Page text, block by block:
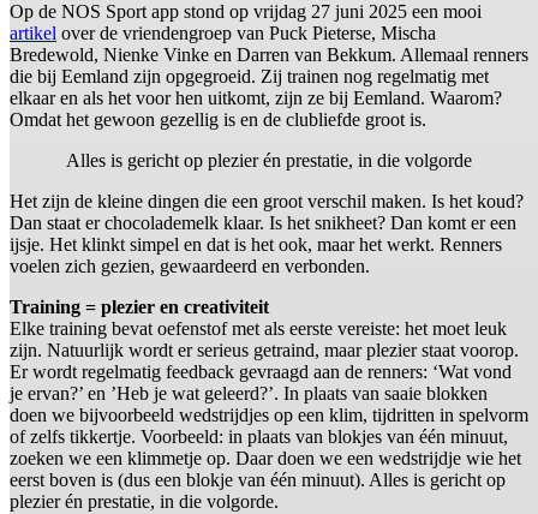
Op de NOS Sport app stond op vrijdag 27 juni 2025 een mooi
artikel over de vriendengroep van Puck Pieterse, Mischa
Bredewold, Nienke Vinke en Darren van Bekkum. Allemaal renners
die bij Eemland zijn opgegroeid. Zij trainen nog regelmatig met
elkaar en als het voor hen uitkomt, zijn ze bij Eemland. Waarom?
Omdat het gewoon gezellig is en de clubliefde groot is.
Alles is gericht op plezier én prestatie, in die volgorde
Het zijn de kleine dingen die een groot verschil maken. Is het koud?
Dan staat er chocolademelk klaar. Is het snikheet? Dan komt er een
ijsje. Het klinkt simpel en dat is het ook, maar het werkt. Renners
voelen zich gezien, gewaardeerd en verbonden.
Training = plezier en creativiteit
Elke training bevat oefenstof met als eerste vereiste: het moet leuk
zijn. Natuurlijk wordt er serieus getraind, maar plezier staat voorop.
Er wordt regelmatig feedback gevraagd aan de renners: ‘Wat vond
je ervan?’ en ’Heb je wat geleerd?’. In plaats van saaie blokken
doen we bijvoorbeeld wedstrijdjes op een klim, tijdritten in spelvorm
of zelfs tikkertje. Voorbeeld: in plaats van blokjes van één minuut,
zoeken we een klimmetje op. Daar doen we een wedstrijdje wie het
eerst boven is (dus een blokje van één minuut). Alles is gericht op
plezier én prestatie, in die volgorde.